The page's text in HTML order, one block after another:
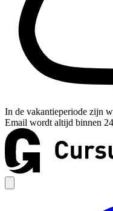
In de vakantieperiode zijn
Email wordt altijd binnen